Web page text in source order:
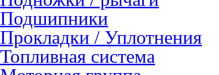
Подшипники
Прокладки / Уплотнения
Топливная система